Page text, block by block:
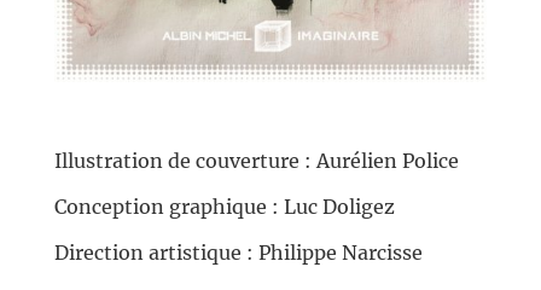
Illustration de couverture : Aurélien Police
Conception graphique : Luc Doligez
Direction artistique : Philippe Narcisse